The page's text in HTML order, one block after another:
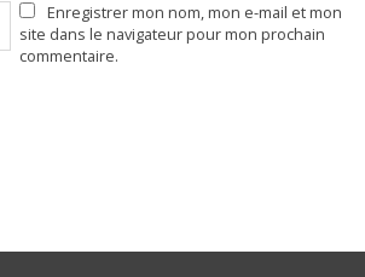
Enregistrer mon nom, mon e-mail et mon
site dans le navigateur pour mon prochain
commentaire.